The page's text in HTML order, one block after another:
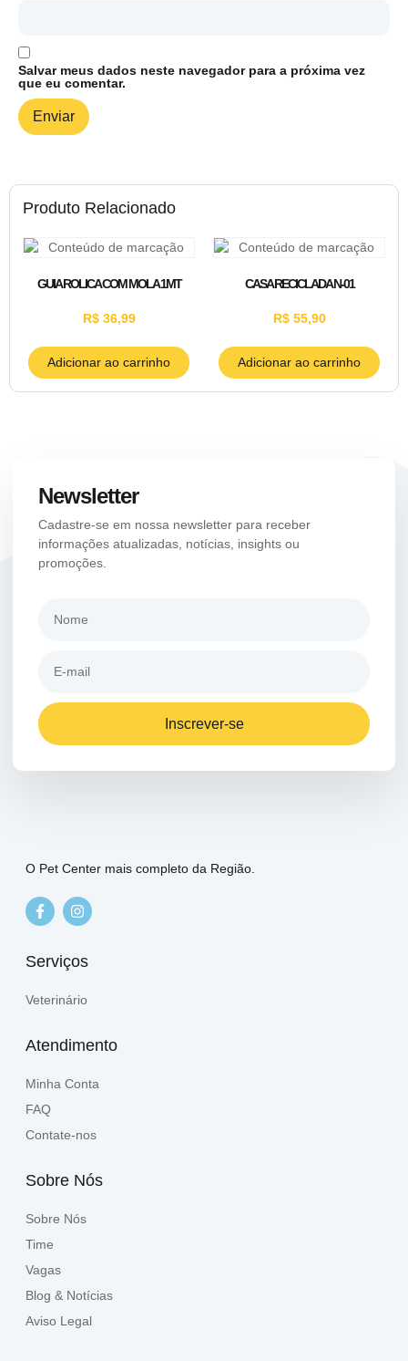
Produto Relacionado
GUIA ROLICA COM MOLA 1MT
R$36,99
Adicionar ao carrinho
CASA RECICLADA N-01
R$55,90
Adicionar ao carrinho
Salvar meus dados neste navegador para a próxima vez
que eu comentar.
Newsletter
Cadastre-se em nossa newsletter para receber
informações atualizadas, notícias, insights ou
promoções.
Inscrever-se
O Pet Center mais completo da Região.
Serviços
Veterinário
Atendimento
Minha Conta
FAQ
Contate-nos
Sobre Nós
Sobre Nós
Time
Vagas
Blog & Notícias
Aviso Legal